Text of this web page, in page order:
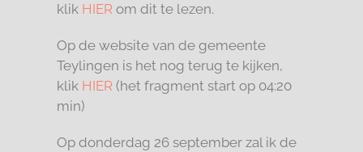
klik HIER om dit te lezen.
Op de website van de gemeente
Teylingen is het nog terug te kijken,
klik HIER (het fragment start op 04:20
min)
Op donderdag 26 september zal ik de